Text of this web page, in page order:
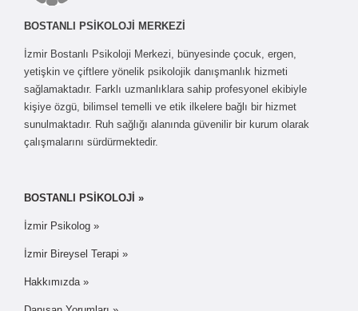
BOSTANLI PSİKOLOJİ MERKEZİ
İzmir Bostanlı Psikoloji Merkezi, bünyesinde çocuk, ergen,
yetişkin ve çiftlere yönelik psikolojik danışmanlık hizmeti
sağlamaktadır. Farklı uzmanlıklara sahip profesyonel ekibiyle
kişiye özgü, bilimsel temelli ve etik ilkelere bağlı bir hizmet
sunulmaktadır. Ruh sağlığı alanında güvenilir bir kurum olarak
çalışmalarını sürdürmektedir.
BOSTANLI PSİKOLOJİ »
İzmir Psikolog »
İzmir Bireysel Terapi »
Hakkımızda »